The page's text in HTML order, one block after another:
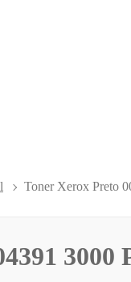
Toner Xerox Preto
3000